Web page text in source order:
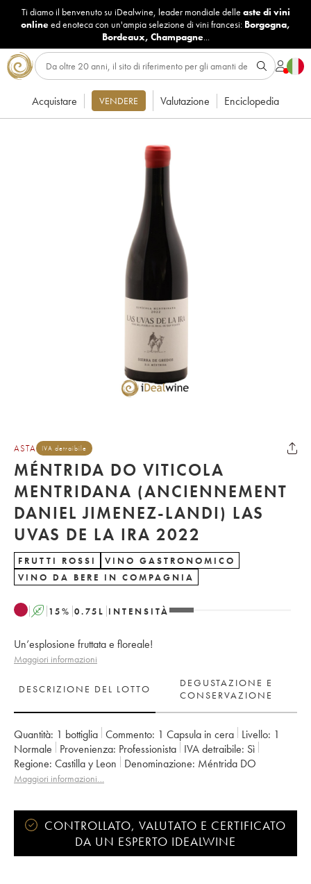
Ti diamo il benvenuto su iDealwine, leader mondiale delle aste di vini
onlineed enoteca con un'ampia selezione di vini francesi: Borgogna,
Bordeaux, Champagne...
Acquistare VENDERE Valutazione Enciclopedia
ASTA IVA detraibile
MÉNTRIDA DO VITICOLA
MENTRIDANA (ANCIENNEMENT
DANIEL JIMENEZ-LANDI) LAS
UVAS DE LA IRA 2022
FRUTTI ROSSI
VINO GASTRONOMICO
VINO DA BERE IN COMPAGNIA
A 15% 0.75 L INTENSITÀ
Un’esplosione fruttata e floreale!
Maggiori informazioni
DESCRIZIONE DEL LOTTO
DEGUSTAZIONE E
CONSERVAZIONE
Quantità: 1 bottiglia Commento: 1 Capsula in cera Livello: 1
Normale
Provenienza: professionista IVA detraibile:
sì
Regione:
Castilla y Leon Denominazione: Méntrida DO
Maggiori informazioni…
CONTROLLATO, VALUTATO E CERTIFICATO
DA UN ESPERTO IDEALWINE